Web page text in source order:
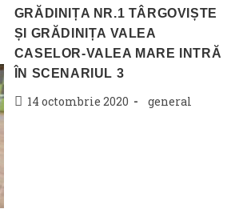
GRĂDINIȚA NR.1 TÂRGOVIȘTE
ȘI GRĂDINIȚA VALEA
CASELOR-VALEA MARE INTRĂ
ÎN SCENARIUL 3
Post14 octombrie 2020
Post
general